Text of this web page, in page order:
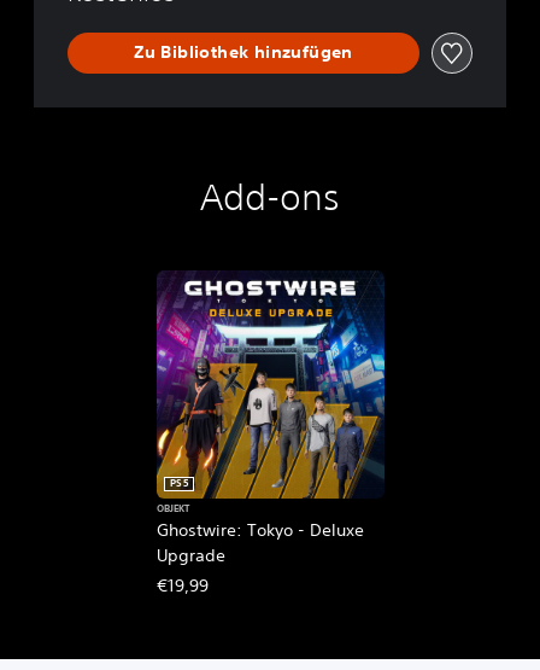
Zu Bibliothek hinzufügen
Add-ons
Ghostwire: Tokyo - Deluxe
Upgrade
PS5
OBJEKT
€19,99